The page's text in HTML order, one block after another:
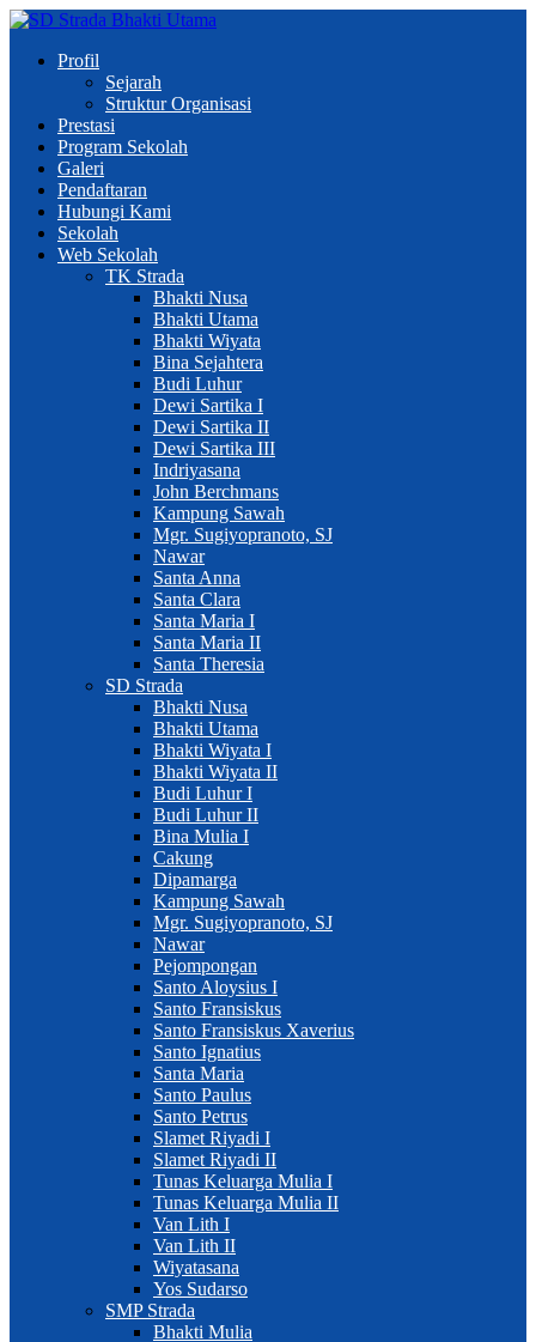
Profil
Sejarah
Struktur Organisasi
Prestasi
Program Sekolah
Galeri
Pendaftaran
Hubungi Kami
Sekolah
Web Sekolah
TK Strada
Bhakti Nusa
Bhakti Utama
Bhakti Wiyata
Bina Sejahtera
Budi Luhur
Dewi Sartika I
Dewi Sartika II
Dewi Sartika III
Indriyasana
John Berchmans
Kampung Sawah
Mgr. Sugiyopranoto, SJ
Nawar
Santa Anna
Santa Clara
Santa Maria I
Santa Maria II
Santa Theresia
SD Strada
Bhakti Nusa
Bhakti Utama
Bhakti Wiyata I
Bhakti Wiyata II
Budi Luhur I
Budi Luhur II
Bina Mulia I
Cakung
Dipamarga
Kampung Sawah
Mgr. Sugiyopranoto, SJ
Nawar
Pejompongan
Santo Aloysius I
Santo Fransiskus
Santo Fransiskus Xaverius
Santo Ignatius
Santa Maria
Santo Paulus
Santo Petrus
Slamet Riyadi I
Slamet Riyadi II
Tunas Keluarga Mulia I
Tunas Keluarga Mulia II
Van Lith I
Van Lith II
Wiyatasana
Yos Sudarso
SMP Strada
Bhakti Mulia